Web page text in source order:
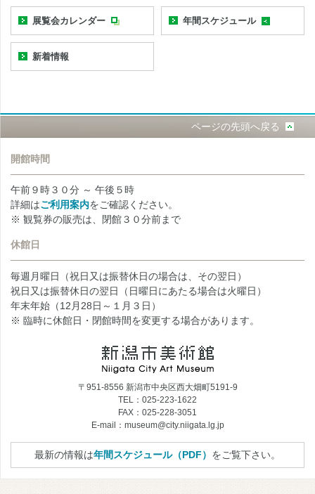
展覧会カレンダー 年間スケジュール
新着情報
ページの先頭へ戻る
開館時間
午前９時３０分 ～ 午後５時
詳細はご利用案内をご確認ください。
※ 観覧券の販売は、閉館３０分前まで
休館日
毎週月曜日（祝日又は振替休日の場合は、その翌日）
祝日又は振替休日の翌日（日曜日にあたる場合は火曜日）
年末年始（12月28日～１月３日）
※ 臨時に休館日・閉館時間を変更する場合があります。
〒951-8556 新潟市中央区西大畑町5191-9
TEL：025-223-1622
FAX：025-228-3051
E-mail：museum@city.niigata.lg.jp
最新の情報は年間スケジュール（PDF） をご覧下さい。